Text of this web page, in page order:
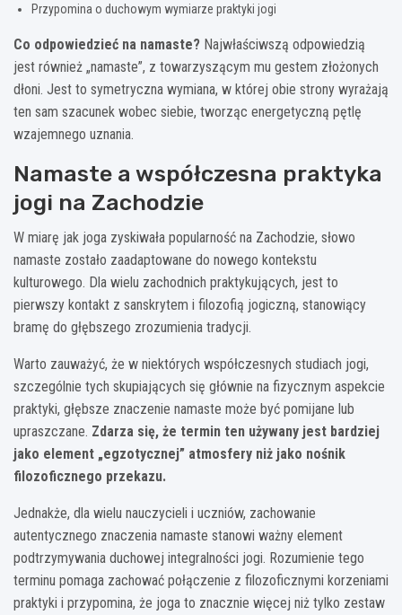
Przypomina o duchowym wymiarze praktyki jogi
Co odpowiedzieć na namaste? Najwłaściwszą odpowiedzią
jest również „namaste”, z towarzyszącym mu gestem złożonych
dłoni. Jest to symetryczna wymiana, w której obie strony wyrażają
ten sam szacunek wobec siebie, tworząc energetyczną pętlę
wzajemnego uznania.
Namaste a współczesna praktyka
jogi na Zachodzie
W miarę jak joga zyskiwała popularność na Zachodzie, słowo
namaste zostało zaadaptowane do nowego kontekstu
kulturowego. Dla wielu zachodnich praktykujących, jest to
pierwszy kontakt z sanskrytem i filozofią jogiczną, stanowiący
bramę do głębszego zrozumienia tradycji.
Warto zauważyć, że w niektórych współczesnych studiach jogi,
szczególnie tych skupiających się głównie na fizycznym aspekcie
praktyki, głębsze znaczenie namaste może być pomijane lub
upraszczane. Zdarza się, że termin ten używany jest bardziej
jako element „egzotycznej” atmosfery niż jako nośnik
filozoficznego przekazu.
Jednakże, dla wielu nauczycieli i uczniów, zachowanie
autentycznego znaczenia namaste stanowi ważny element
podtrzymywania duchowej integralności jogi. Rozumienie tego
terminu pomaga zachować połączenie z filozoficznymi korzeniami
praktyki i przypomina, że joga to znacznie więcej niż tylko zestaw